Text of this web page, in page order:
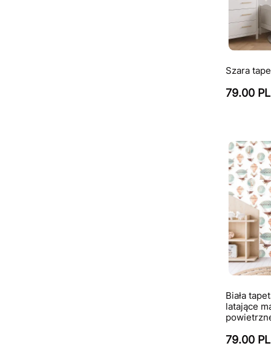
Szara
79.00
Biała
latające
79.00